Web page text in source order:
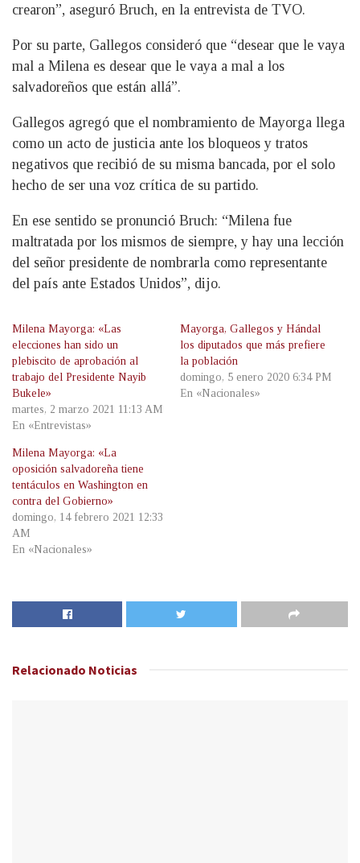
crearon”, aseguró Bruch, en la entrevista de TVO.
Por su parte, Gallegos consideró que “desear que le vaya
mal a Milena es desear que le vaya a mal a los
salvadoreños que están allá”.
Gallegos agregó que el nombramiento de Mayorga llega
como un acto de justicia ante los bloqueos y tratos
negativos que recibió de su misma bancada, por el solo
hecho de ser una voz crítica de su partido.
En ese sentido se pronunció Bruch: “Milena fue
maltratada por los mismos de siempre, y hay una lección
del señor presidente de nombrarla como representante
del país ante Estados Unidos”, dijo.
Milena Mayorga: «Las
elecciones han sido un
plebiscito de aprobación al
trabajo del Presidente Nayib
Bukele»
martes, 2 marzo 2021 11:13 AM
En «Entrevistas»
Mayorga, Gallegos y Hándal
los diputados que más prefiere
la población
domingo, 5 enero 2020 6:34 PM
En «Nacionales»
Milena Mayorga: «La
oposición salvadoreña tiene
tentáculos en Washington en
contra del Gobierno»
domingo, 14 febrero 2021 12:33
AM
En «Nacionales»
Relacionado Noticias